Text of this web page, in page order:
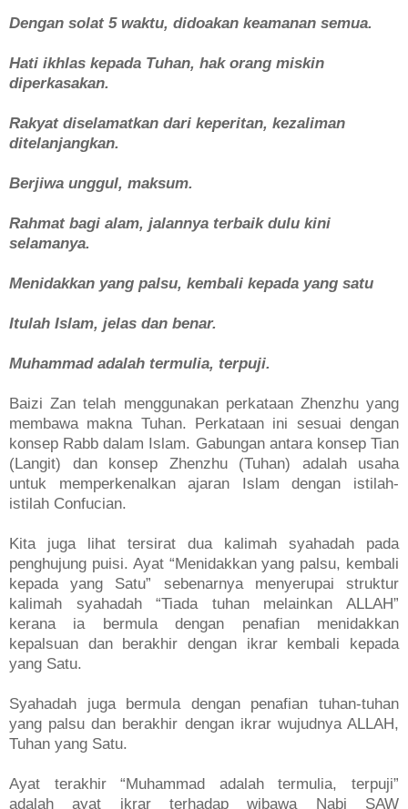
Dengan solat 5 waktu, didoakan keamanan semua.
Hati ikhlas kepada Tuhan, hak orang miskin
diperkasakan.
Rakyat diselamatkan dari keperitan, kezaliman
ditelanjangkan.
Berjiwa unggul, maksum.
Rahmat bagi alam, jalannya terbaik dulu kini
selamanya.
Menidakkan yang palsu, kembali kepada yang satu
Itulah Islam, jelas dan benar.
Muhammad adalah termulia, terpuji.
Baizi Zan telah menggunakan perkataan Zhenzhu yang
membawa makna Tuhan. Perkataan ini sesuai dengan
konsep Rabb dalam Islam. Gabungan antara konsep Tian
(Langit) dan konsep Zhenzhu (Tuhan) adalah usaha
untuk memperkenalkan ajaran Islam dengan istilah-
istilah Confucian.
Kita juga lihat tersirat dua kalimah syahadah pada
penghujung puisi. Ayat “Menidakkan yang palsu, kembali
kepada yang Satu” sebenarnya menyerupai struktur
kalimah syahadah “Tiada tuhan melainkan ALLAH”
kerana ia bermula dengan penafian menidakkan
kepalsuan dan berakhir dengan ikrar kembali kepada
yang Satu.
Syahadah juga bermula dengan penafian tuhan-tuhan
yang palsu dan berakhir dengan ikrar wujudnya ALLAH,
Tuhan yang Satu.
Ayat terakhir “Muhammad adalah termulia, terpuji”
adalah ayat ikrar terhadap wibawa Nabi SAW